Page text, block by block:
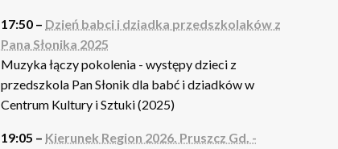
17:50 – Dzień babci i dziadka przedszkolaków z
Pana Słonika 2025
Muzyka łączy pokolenia - występy dzieci z
przedszkola Pan Słonik dla babć i dziadków w
Centrum Kultury i Sztuki (2025)
19:05 – Kierunek Region 2026. Pruszcz Gd. -